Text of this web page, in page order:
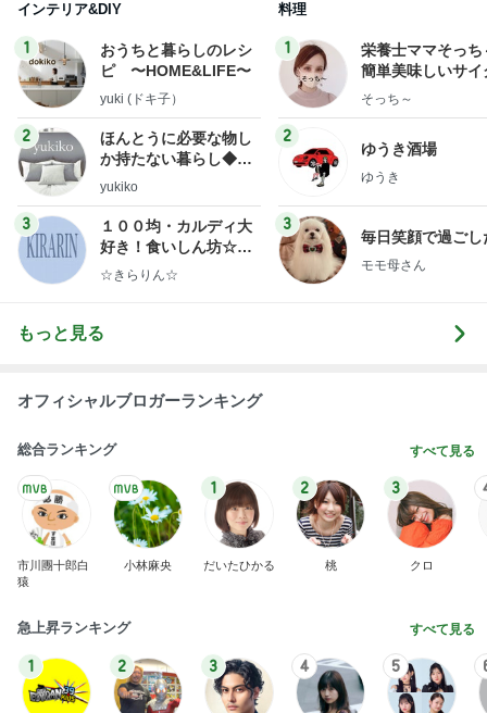
インテリア&DIY
1
おうちと暮らしのレシ
ピ 〜HOME&LIFE〜
yuki (ドキ子）
2
ほんとうに必要な物し
か持たない暮らし◆Ke
ep Life Simple◆〜イ
yukiko
3
１００均・カルディ大
好き！食いしん坊☆き
らりん☆のブログ
☆きらりん☆
料理
1
栄養士ママそっち
簡単美味しいサイ
献立
そっち～
2
ゆうき酒場
ゆうき
3
毎日笑顔で過ごし
モモ母さん
もっと見る
オフィシャルブロガーランキング
総合ランキング すべて見る
市川團十郎白
猿
小林麻央
1
だいたひかる
2
桃
3
クロ
急上昇ランキング すべて見る
1 2 3 4 5